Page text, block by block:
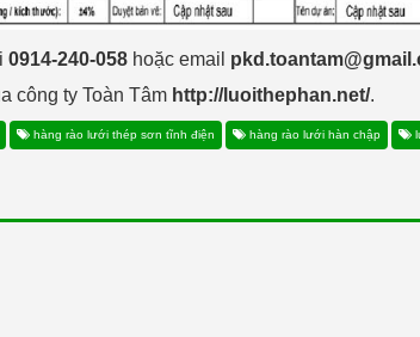
0914-240-058 hoặc email
công ty Toàn Tâm http://luoithephan.net/.
hàng rào lưới thép sơn tĩnh điện hàng rào lưới hàn chập